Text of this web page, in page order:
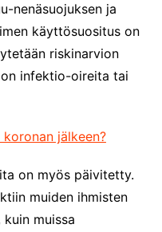
nenäsuojuksen ja
käyttösuositus on
riskinarvion
infektio-oireita tai
jälkeen?
on myös päivitetty.
muiden ihmisten
kuin muissa